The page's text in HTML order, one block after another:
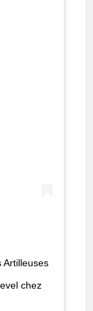
Artilleuses
chez